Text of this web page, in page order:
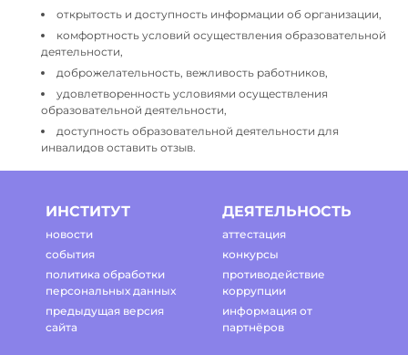
открытость и доступность информации об организации,
комфортность условий осуществления образовательной
деятельности,
доброжелательность, вежливость работников,
удовлетворенность условиями осуществления
образовательной деятельности,
доступность образовательной деятельности для
инвалидов оставить отзыв.
ИНСТИТУТ
новости
события
политика обработки
персональных данных
предыдущая версия
сайта
ДЕЯТЕЛЬНОСТЬ
аттестация
конкурсы
противодействие
коррупции
информация от
партнёров